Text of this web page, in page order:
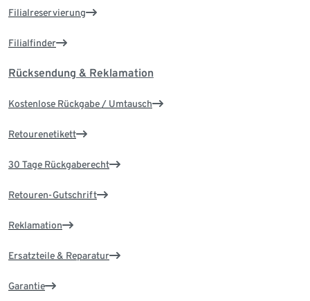
Filialreservierung
Filialfinder
Rücksendung & Reklamation
Kostenlose Rückgabe / Umtausch
Retourenetikett
30 Tage Rückgaberecht
Retouren-Gutschrift
Reklamation
Ersatzteile & Reparatur
Garantie